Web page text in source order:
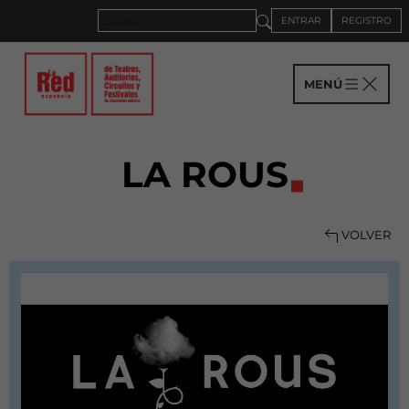
ENTRAR REGISTRO
MENÚ
LA ROUS
VOLVER